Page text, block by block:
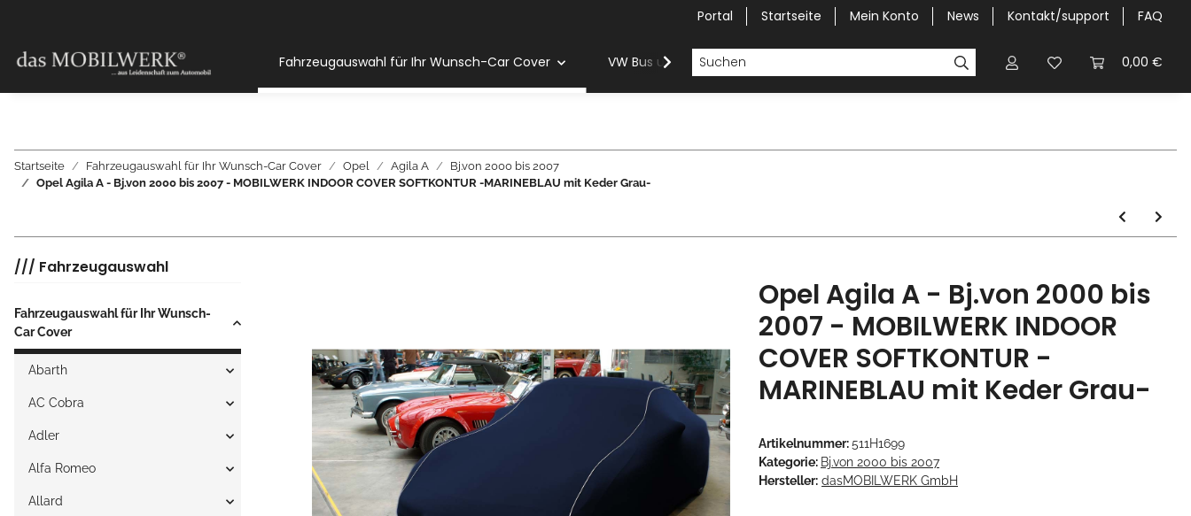
Portal Startseite Mein Konto News Kontakt/support FAQ
0,00 €
Fahrzeugauswahl für Ihr Wunsch-Car Cover VW Bus und Van Car Cover Halbgaragen / Kapuzen nach
Startseite Fahrzeugauswahl für Ihr Wunsch-Car Cover Opel Agila A
Bj.von 2000 bis 2007
Opel Agila A - Bj.von 2000 bis 2007 - MOBILWERK INDOOR COVER SOFTKONTUR -MARINEBLAU mit Keder Grau-
Opel Agila A - Bj.von 2000 bis
2007 - MOBILWERK INDOOR
COVER SOFTKONTUR -
MARINEBLAU mit Keder Grau-
Artikelnummer:511H1699
Kategorie: Bj.von 2000 bis 2007
Hersteller: dasMOBILWERK GmbH
/// Fahrzeugauswahl
Fahrzeugauswahl für Ihr Wunsch-
Car Cover
Abarth
AC Cobra
Adler
Alfa Romeo
Allard